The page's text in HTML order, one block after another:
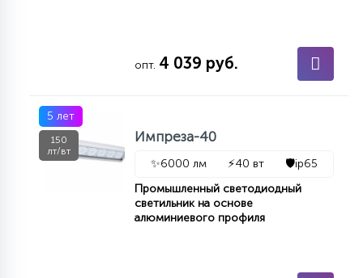
опт. 4 039 руб.
5 лет
150
лт/вт
Импреза-40
✨6000 лм ⚡40 вт 🛡️ip65
Промышленный светодиодный
светильник на основе
алюминиевого профиля